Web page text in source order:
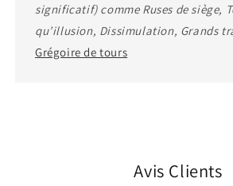
significatif) comme Ruses de siège,
qu’illusion, Dissimulation, Grands
Grégoire de tours
Avis Clients